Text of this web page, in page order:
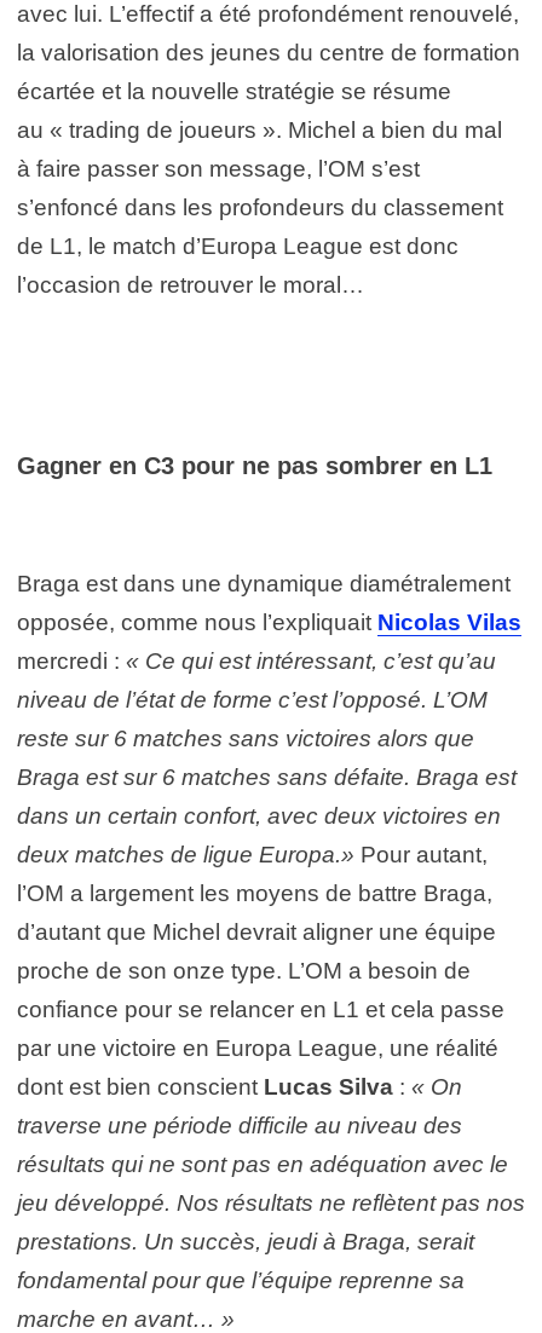
avec lui. L’effectif a été profondément renouvelé,
la valorisation des jeunes du centre de formation
écartée et la nouvelle stratégie se résume
au « trading de joueurs ». Michel a bien du mal
à faire passer son message, l’OM s’est
s’enfoncé dans les profondeurs du classement
de L1, le match d’Europa League est donc
l’occasion de retrouver le moral…
Gagner en C3 pour ne pas sombrer en L1
Braga est dans une dynamique diamétralement
opposée, comme nous l’expliquait Nicolas Vilas
mercredi : « Ce qui est intéressant, c’est qu’au
niveau de l’état de forme c’est l’opposé. L’OM
reste sur 6 matches sans victoires alors que
Braga est sur 6 matches sans défaite. Braga est
dans un certain confort, avec deux victoires en
deux matches de ligue Europa.» Pour autant,
l’OM a largement les moyens de battre Braga,
d’autant que Michel devrait aligner une équipe
proche de son onze type. L’OM a besoin de
confiance pour se relancer en L1 et cela passe
par une victoire en Europa League, une réalité
dont est bien conscient Lucas Silva : « On
traverse une période difficile au niveau des
résultats qui ne sont pas en adéquation avec le
jeu développé. Nos résultats ne reflètent pas nos
prestations. Un succès, jeudi à Braga, serait
fondamental pour que l’équipe reprenne sa
marche en avant… »